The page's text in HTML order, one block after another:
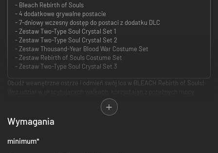
- Bleach Rebirth of Souls
- 4 dodatkowe grywalne postacie
- 7-dniowy wczesny dostęp do postaci z dodatku DLC
- Zestaw Two-Type Soul Crystal Set 1
- Zestaw Two-Type Soul Crystal Set 2
- Zestaw Thousand-Year Blood War Costume Set
- Zestaw Rebirth of Souls Costume Set
- Zestaw Two-Type Soul Crystal Set 3
Obudź wewnętrzne ostrze i odmień swój los w BLEACH Rebirth of Souls!
mieczy i postaci z legendarnej serii anime.
• Uwolnij potencjał swojego miecza
Wymagania
minimum*